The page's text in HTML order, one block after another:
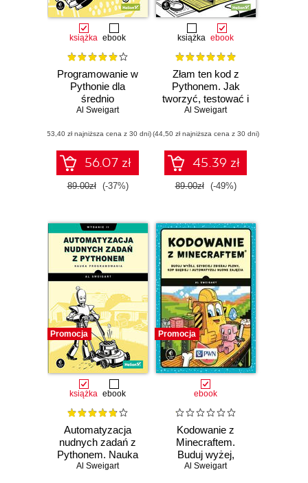
książka ebook
Programowanie w
Pythonie dla
średnio
zaawansowanych.
tworzenia
czystego kodu
Al Sweigart
(53,40 zł najniższa cena z 30 dni)
56.07 zł
89.00zł (-37%)
książka ebook
Złam ten kod z
Pythonem. Jak
tworzyć, testować i
łamać szyfry
Al Sweigart
(44,50 zł najniższa cena z 30 dni)
45.39 zł
89.00zł (-49%)
Promocja
książka ebook
Automatyzacja
nudnych zadań z
Pythonem. Nauka
programowania.
Al Sweigart
Promocja
ebook
Kodowanie z
Minecraftem.
Buduj wyżej,
szybciej zbieraj
Al Sweigart